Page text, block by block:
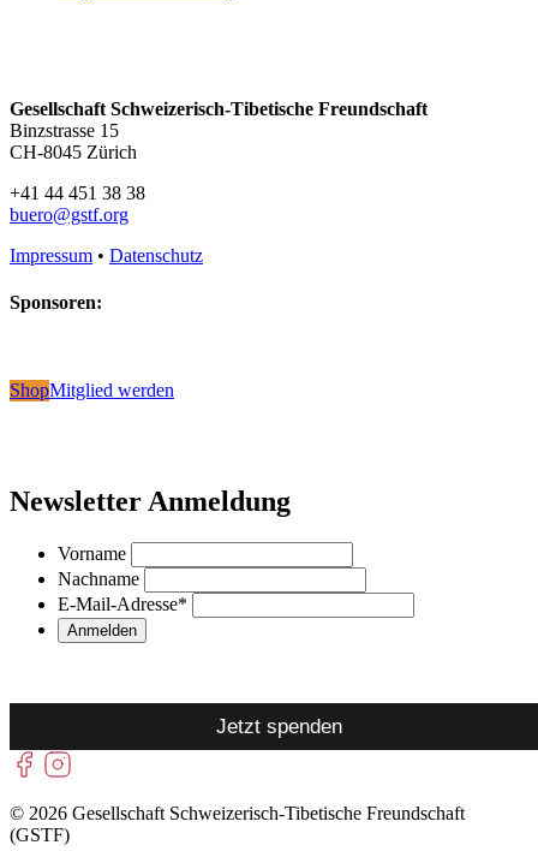
Gesellschaft Schweizerisch-Tibetische Freundschaft
Binzstrasse 15
CH-8045 Zürich
+41 44 451 38 38
buero@gstf.org
Impressum • Datenschutz
Sponsoren:
ShopMitglied werden
Newsletter Anmeldung
Vorname
Nachname
E-Mail-Adresse*
Jetzt spenden
© 2026 Gesellschaft Schweizerisch-Tibetische Freundschaft
(GSTF)